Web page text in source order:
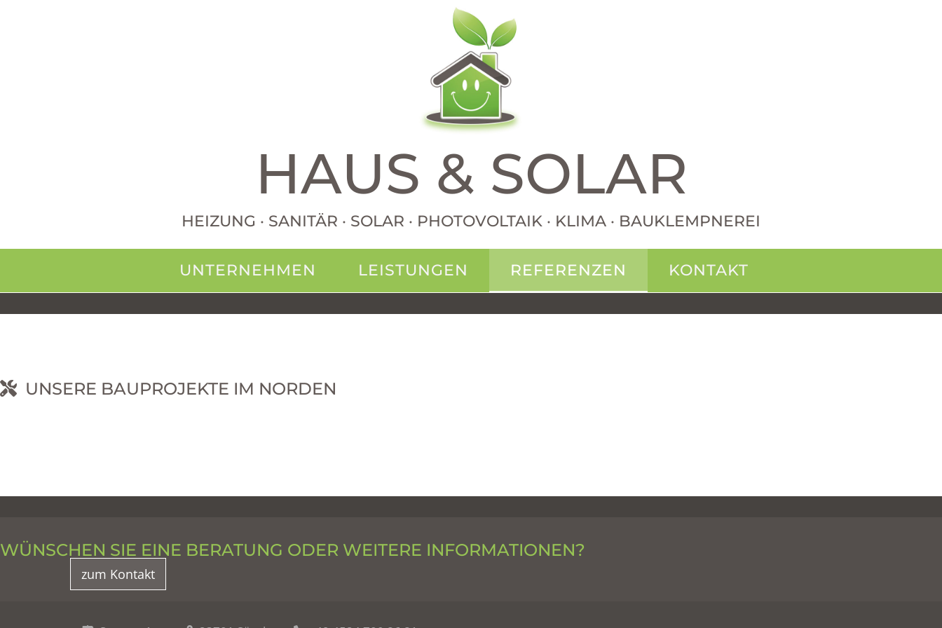
HAUS & SOLAR
HEIZUNG · SANITÄR · SOLAR · PHOTOVOLTAIK · KLIMA · BAUKLEMPNEREI
UNTERNEHMEN LEISTUNGEN REFERENZEN KONTAKT
UNSERE BAUPROJEKTE IM NORDEN
WÜNSCHEN SIE EINE BERATUNG ODER WEITERE INFORMATIONEN?
zum Kontakt